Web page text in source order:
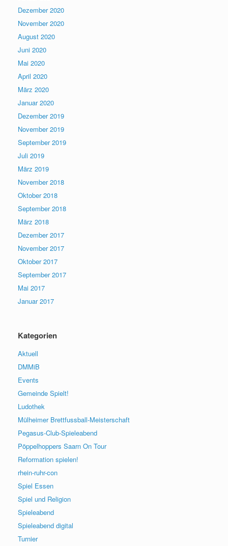
Dezember 2020
November 2020
August 2020
Juni 2020
Mai 2020
April 2020
März 2020
Januar 2020
Dezember 2019
November 2019
September 2019
Juli 2019
März 2019
November 2018
Oktober 2018
September 2018
März 2018
Dezember 2017
November 2017
Oktober 2017
September 2017
Mai 2017
Januar 2017
Kategorien
Aktuell
DMMiB
Events
Gemeinde Spielt!
Ludothek
Mülheimer Brettfussball-Meisterschaft
Pegasus-Club-Spieleabend
Pöppelhoppers Saarn On Tour
Reformation spielen!
rhein-ruhr-con
Spiel Essen
Spiel und Religion
Spieleabend
Spieleabend digital
Turnier